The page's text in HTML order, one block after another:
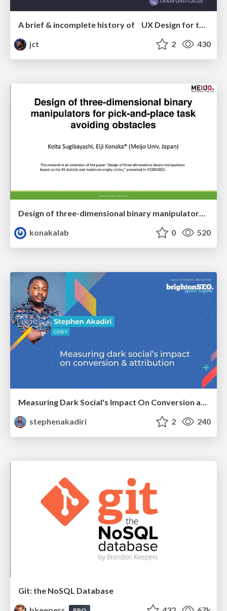
A brief & incomplete history of UX Design for the World Wide Web: 1989–2019
jct
2 430
Design of three-dimensional binary manipulators for pick-and-place task avoiding obstacles (IECON2024)
konakalab
0 520
stephenakadiri
2 240
Git: the NoSQL Database